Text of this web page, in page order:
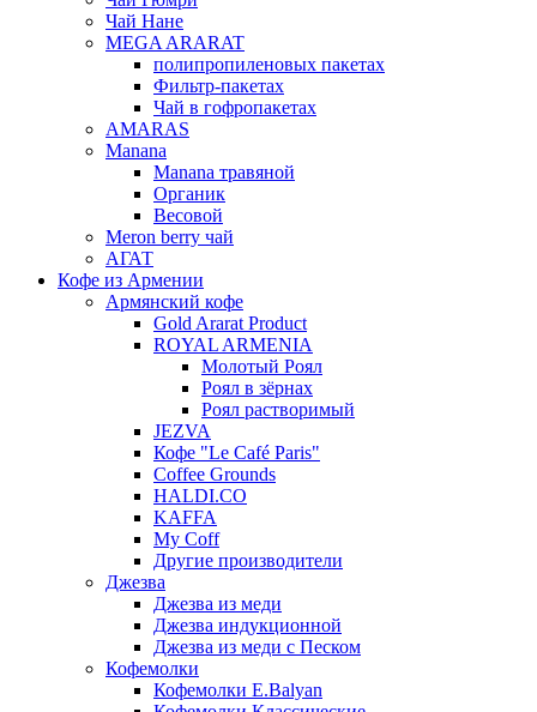
Чай Нане
MEGA ARARAT
полипропиленовых пакетах
Фильтр-пакетах
Чай в гофропакетах
AMARAS
Manana
Manana травяной
Органик
Весовой
Meron berry чай
АГАТ
Кофе из Армении
Армянский кофе
Gold Ararat Product
ROYAL ARMENIA
Молотый Роял
Роял в зёрнах
Роял растворимый
JEZVA
Кофе "Le Café Paris"
Coffee Grounds
HALDI.CO
KAFFA
My Coff
Другие производители
Джезва
Джезва из меди
Джезва индукционной
Джезва из меди с Песком
Кофемолки
Кофемолки E.Balyan